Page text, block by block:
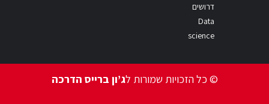
דרושים
Data
science
© כל הזכויות שמורות לג’ון ברייס הדרכה